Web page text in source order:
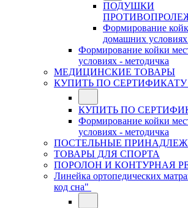
ПОДУШКИ
Формирование
домашних
Формирование койки
условиях - методичка
МЕДИЦИНСКИЕ ТОВАРЫ
КУПИТЬ ПО
КУПИТЬ ПО
Формирование койки
условиях - методичка
ПОСТЕЛЬНЫЕ
ТОВАРЫ ДЛЯ СПОРТА
ПОРОЛОН И КОНТУРНАЯ
Линейка ортопедических
код сна"